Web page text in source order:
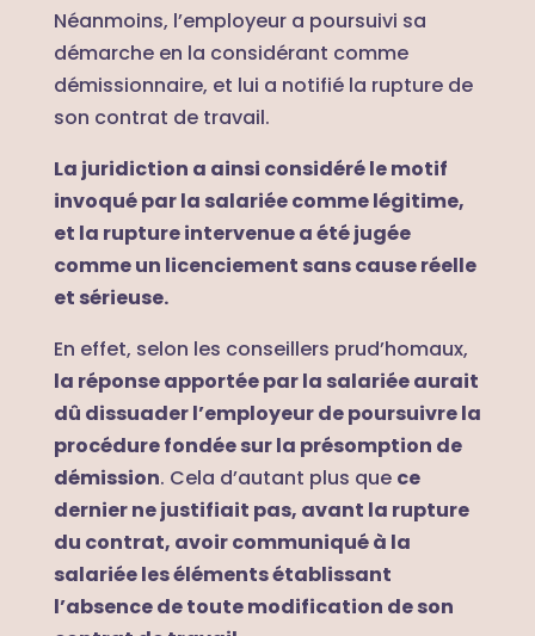
Néanmoins, l’employeur a poursuivi sa
démarche en la considérant comme
démissionnaire, et lui a notifié la rupture de
son contrat de travail.
La juridiction a ainsi considéré le motif
invoqué par la salariée comme légitime,
et la rupture intervenue a été jugée
comme un licenciement sans cause réelle
et sérieuse.
En effet, selon les conseillers prud’homaux,
la réponse apportée par la salariée aurait
dû dissuader l’employeur de poursuivre la
procédure fondée sur la présomption de
démission. Cela d’autant plus que ce
dernier ne justifiait pas, avant la rupture
du contrat, avoir communiqué à la
salariée les éléments établissant
l’absence de toute modification de son